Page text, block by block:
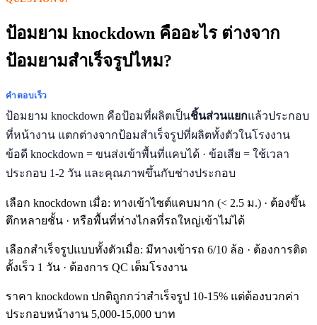
ป้อมยาม knockdown คืออะไร ต่างจาก
ป้อมยามสำเร็จรูปไหม?
คำตอบเร็ว
ป้อมยาม knockdown คือป้อมที่ผลิตเป็นชิ้นส่วนแยกแล้วประกอบ
ที่หน้างาน แตกต่างจากป้อมสำเร็จรูปที่ผลิตทั้งตัวในโรงงาน
ข้อดี knockdown = ขนส่งเข้าพื้นที่แคบได้ · ข้อเสีย = ใช้เวลา
ประกอบ 1-2 วัน และคุณภาพขึ้นกับช่างประกอบ
เลือก knockdown เมื่อ: ทางเข้าไซต์แคบมาก (< 2.5 ม.) · ต้องขึ้น
ตึกหลายชั้น · หรือพื้นที่ห่างไกลที่รถใหญ่เข้าไม่ได้
เลือกสำเร็จรูปแบบทั้งตัวเมื่อ: มีทางเข้ารถ 6/10 ล้อ · ต้องการติด
ตั้งเร็ว 1 วัน · ต้องการ QC เต็มโรงงาน
ราคา knockdown ปกติถูกกว่าสำเร็จรูป 10-15% แต่ต้องบวกค่า
ประกอบหน้างาน 5,000-15,000 บาท